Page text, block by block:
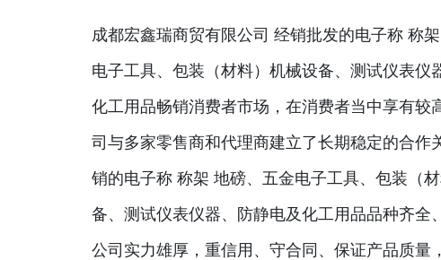
成都宏鑫瑞商贸有限公司 经销批发的电子称 称
电子工具、包装（材料）机械设备、测试仪表仪
化工用品畅销消费者市场，在消费者当中享有较
司与多家零售商和代理商建立了长期稳定的合作
销的电子称 称架 地磅、五金电子工具、包装（
备、测试仪表仪器、防静电及化工用品品种齐全
公司实力雄厚，重信用、守合同、保证产品质量